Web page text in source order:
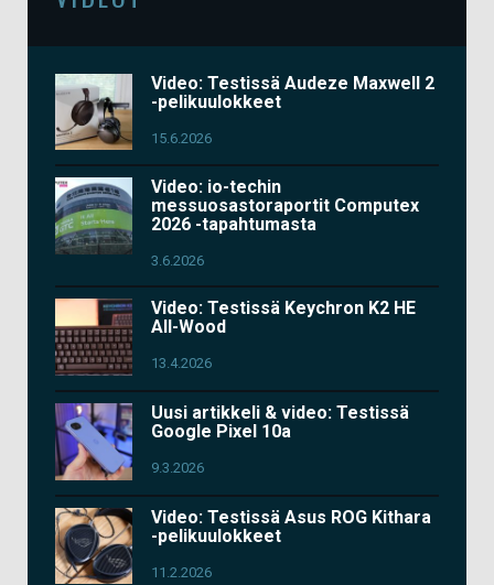
Video: Testissä Audeze Maxwell 2
-pelikuulokkeet
15.6.2026
Video: io-techin
messuosastoraportit Computex
2026 -tapahtumasta
3.6.2026
Video: Testissä Keychron K2 HE
All-Wood
13.4.2026
Uusi artikkeli & video: Testissä
Google Pixel 10a
9.3.2026
Video: Testissä Asus ROG Kithara
-pelikuulokkeet
11.2.2026